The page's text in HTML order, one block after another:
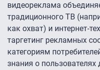
видеореклама
традиционного ТВ
как охват) и интернет-
таргетинг рекламных
категориям
знания о